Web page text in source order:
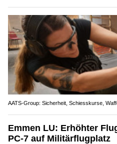
AATS-Group: Sicherheit, Schiesskurse,
Emmen LU: Erhöhter
PC-7 auf Militärflugplatz